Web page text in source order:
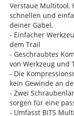
Verstaue Multitool,
schnellen und
deiner Gabel.
- Einfacher
dem Trail
- Geschraubtes
von Werkzeug und
- Die
kein Gewinde an
- Zwei
sorgen für eine
- Umfasst BITS